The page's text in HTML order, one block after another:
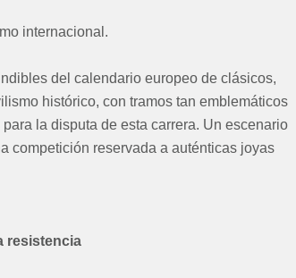
internacional.
del calendario europeo de clásicos,
histórico, con tramos tan emblemáticos
la disputa de esta carrera. Un escenario
competición reservada a auténticas joyas
resistencia